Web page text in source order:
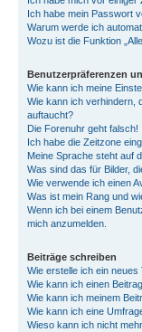
Ich habe mein Passwort
Warum werde ich
Wozu ist die Funktion
Benutzerpräferenzen
Wie kann ich meine
Wie kann ich verhindern,
auftaucht?
Die Forenuhr geht falsch!
Ich habe die Zeitzone
Meine Sprache steht auf
Was sind das für Bilder,
Wie verwende ich einen
Was ist mein Rang und
Wenn ich bei einem
mich anzumelden.
Beiträge schreiben
Wie erstelle ich ein
Wie kann ich einen
Wie kann ich meinem
Wie kann ich eine
Wieso kann ich nicht